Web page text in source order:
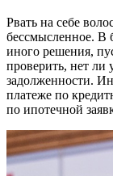
Рвать на себе
бессмысленное. В
иного решения,
проверить, нет ли
задолженности.
платеже по
по ипотечной